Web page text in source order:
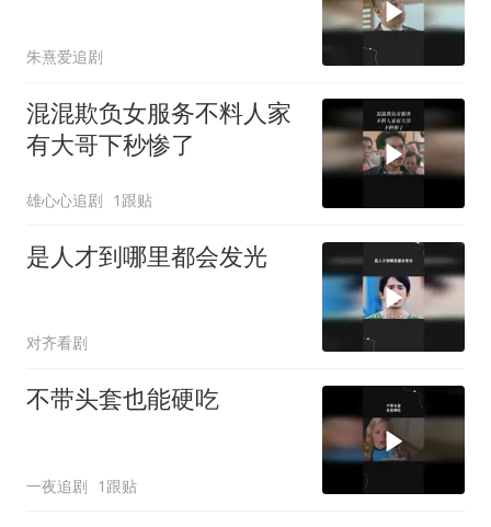
朱熹爱追剧
混混欺负女服务不料人家
有大哥下秒惨了
雄心心追剧 1跟贴
是人才到哪里都会发光
对齐看剧
不带头套也能硬吃
一夜追剧 1跟贴